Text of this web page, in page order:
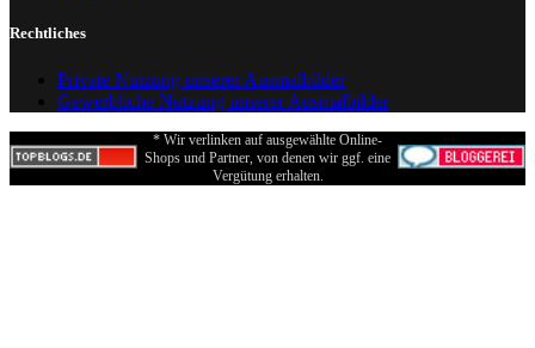
Rechtliches
Private Nutzung unserer Ausmalbilder
Gewerbliche Nutzung unserer Ausmalbilder
* Wir verlinken auf ausgewählte Online-
Shops und Partner, von denen wir ggf. eine
Vergütung erhalten.